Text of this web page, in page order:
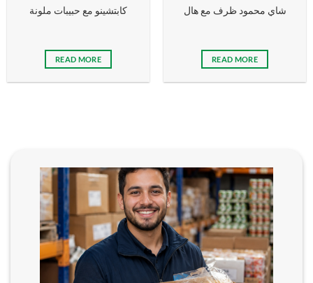
كابتشينو مع حبيبات ملونة
READ MORE
شاي محمود ظرف مع هال
READ MORE